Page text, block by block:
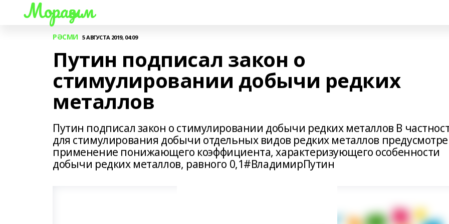
Мораҙым
РӘСМИ 5 АВГУСТА 2019, 04:09
Путин подписал закон о
стимулировании добычи редких
металлов
Путин подписал закон о стимулировании добычи редких металлов В
для стимулирования добычи отдельных видов редких металлов
применение понижающего коэффициента, характеризующего особенности
добычи редких металлов, равного 0,1#ВладимирПутин